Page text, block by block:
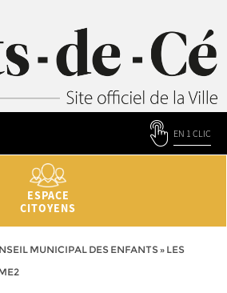
EN 1 CLIC
ESPACE
CITOYENS
MUNICIPAL DES ENFANTS» LES